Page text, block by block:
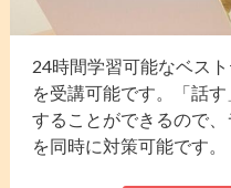
24時間学習可能なベス
を受講可能です。「話
することができるので
を同時に対策可能です。